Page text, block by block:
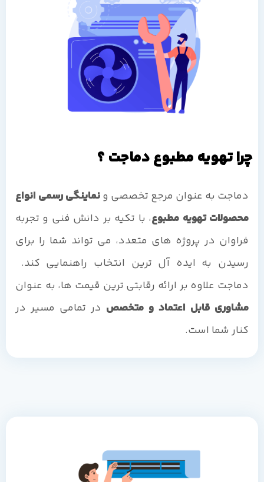
چرا تهویه مطبوع دماجت ؟
دماجت به عنوان مرجع تخصصی ونماینگی رسمی انواع
محصولات تهویه مطبوع، با تکیه بر دانش فنی و تجربه
فراوان در پروژه های متعدد، می تواند شما را برای
رسیدن به ایده آل ترین انتخاب راهنمایی کند.
دماجت علاوه بر ارائه رقابتی ترین قیمت ها، به عنوان
مشاوری قابل اعتماد و متخصص در تمامی مسیر در
کنار شما است.